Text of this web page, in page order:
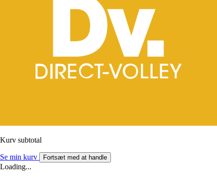
Kurv subtotal
Se min kurv Fortsæt med at handle
Loading...